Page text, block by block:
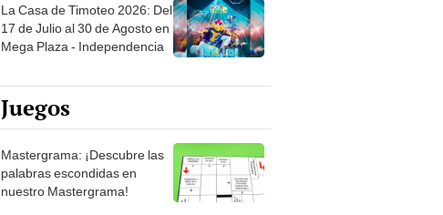
La Casa de Timoteo 2026: Del
17 de Julio al 30 de Agosto en
Mega Plaza - Independencia
Juegos
Mastergrama: ¡Descubre las
palabras escondidas en
nuestro Mastergrama!